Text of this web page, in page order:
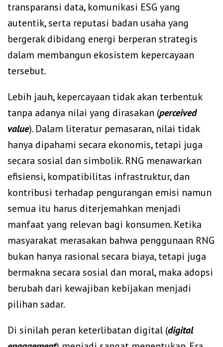
transparansi data, komunikasi ESG yang
autentik, serta reputasi badan usaha yang
bergerak dibidang energi berperan strategis
dalam membangun ekosistem kepercayaan
tersebut.
Lebih jauh, kepercayaan tidak akan terbentuk
tanpa adanya nilai yang dirasakan (perceived
value). Dalam literatur pemasaran, nilai tidak
hanya dipahami secara ekonomis, tetapi juga
secara sosial dan simbolik. RNG menawarkan
efisiensi, kompatibilitas infrastruktur, dan
kontribusi terhadap pengurangan emisi namun
semua itu harus diterjemahkan menjadi
manfaat yang relevan bagi konsumen. Ketika
masyarakat merasakan bahwa penggunaan RNG
bukan hanya rasional secara biaya, tetapi juga
bermakna secara sosial dan moral, maka adopsi
berubah dari kewajiban kebijakan menjadi
pilihan sadar.
Di sinilah peran keterlibatan digital (digital